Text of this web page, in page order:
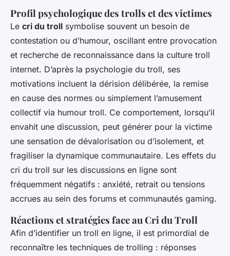
Profil psychologique des trolls et des victimes
Le cri du troll symbolise souvent un besoin de
contestation ou d’humour, oscillant entre provocation
et recherche de reconnaissance dans la culture troll
internet. D’après la psychologie du troll, ses
motivations incluent la dérision délibérée, la remise
en cause des normes ou simplement l’amusement
collectif via humour troll. Ce comportement, lorsqu’il
envahit une discussion, peut générer pour la victime
une sensation de dévalorisation ou d’isolement, et
fragiliser la dynamique communautaire. Les effets du
cri du troll sur les discussions en ligne sont
fréquemment négatifs : anxiété, retrait ou tensions
accrues au sein des forums et communautés gaming.
Réactions et stratégies face au Cri du Troll
Afin d’identifier un troll en ligne, il est primordial de
reconnaître les techniques de trolling : réponses